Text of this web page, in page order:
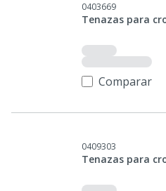
0403669
Tenazas para
Comparar
0409303
Tenazas para